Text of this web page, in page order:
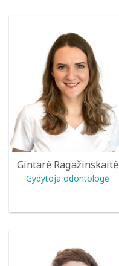
Gintarė Ragažinskaitė
Gydytoja odontologė